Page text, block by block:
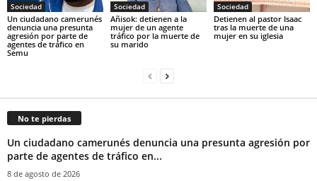
Sociedad
‎Un ciudadano camerunés
denuncia una presunta
agresión por parte de
agentes de tráfico en
Semu
Sociedad
Añisok: detienen a la
mujer de un agente
tráfico por la muerte de
su marido‎
Sociedad
‎Detienen al pastor Isaac
tras la muerte de una
mujer en su iglesia‎
No te pierdas
‎Un ciudadano camerunés denuncia una presunta agresión por
parte de agentes de tráfico en...
8 de agosto de 2026